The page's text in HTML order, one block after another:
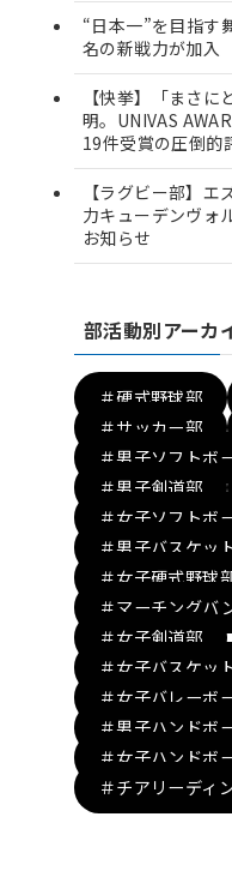
“日本一”を目指す
名の新戦力が加入
【快挙】「まさ
明。UNIVAS
19件受賞の圧倒的
【ラグビー部】
力キューデンヴォ
お知らせ
部活動別アーカ
＃硬式野球部
＃サッカー部
＃男子ソフトボ
＃男子剣道部
＃女子ソフトボ
＃男子バスケッ
＃女子硬式野球
＃マーチングバ
＃女子剣道部
＃女子バスケッ
＃女子バレーボ
＃男子ハンドボ
＃女子ハンドボ
＃チアリーディ